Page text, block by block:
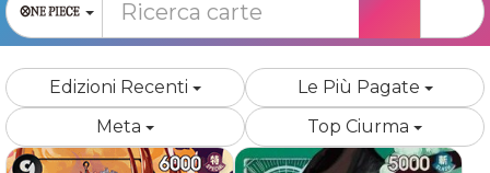
Edizioni Recenti
Le Più Pagate
Meta
Top Ciurma